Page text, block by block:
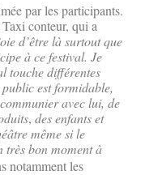
par les participants.
conteur, qui a
d’être là surtout que
à ce festival. Je
touche différentes
est formidable,
avec lui, de
, des enfants et
même si le
très bon moment à
notamment les